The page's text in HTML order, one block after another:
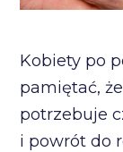
Kobiety po
pamiętać,
potrzebuje
i powrót do